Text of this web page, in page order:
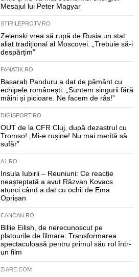
Mesajul lui Peter Magyar
STIRILEPROTV.RO
Zelenski vrea să rupă de Rusia un stat
aliat tradițional al Moscovei. „Trebuie să-i
despărțim”
FANATIK.RO
Basarab Panduru a dat de pământ cu
echipele românești: „Suntem singurii fără
mâini și picioare. Ne facem de râs!”
DIGISPORT.RO
OUT de la CFR Cluj, după dezastrul cu
Tromso! „Mi-e rușine! Nu mai merită să
sufăr”
A1.RO
Insula Iubirii – Reuniuni: Ce reacție
neașteptată a avut Răzvan Kovacs
atunci când a dat cu ochii de Ema
Oprișan
CANCAN.RO
Billie Eilish, de nerecunoscut pe
platourile de filmare. Transformarea
spectaculoasă pentru primul său rol într-
un film
ZIARE.COM